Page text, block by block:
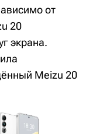
от
20
экрана.
Meizu 20